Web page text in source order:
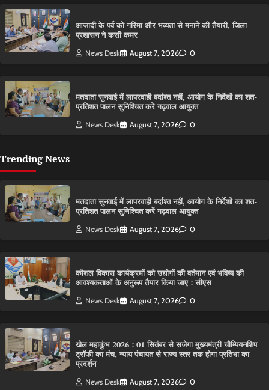
आजादी के पर्व को गरिमा और भव्यता से मनाने की तैयारी, जिला
प्रशासन ने कसी कमर
News Desk August 7, 2026 0
मतदाता सुनवाई में लापरवाही बर्दाश्त नहीं, आयोग के निर्देशों का शत-
प्रतिशत पालन सुनिश्चित करें गढ़वाल आयुक्त
News Desk August 7, 2026 0
Trending News
मतदाता सुनवाई में लापरवाही बर्दाश्त नहीं, आयोग के निर्देशों का शत-
प्रतिशत पालन सुनिश्चित करें गढ़वाल आयुक्त
News Desk August 7, 2026 0
कौशल विकास कार्यक्रमों को उद्योगों की वर्तमान एवं भविष्य की
आवश्यकताओं के अनुरूप तैयार किया जाए : सीएस
News Desk August 7, 2026 0
खेल महाकुंभ 2026 : 01 सितंबर से सजेगा मुख्यमंत्री चौम्पियनशिप
ट्रॉफी का मंच, न्याय पंचायत से राज्य स्तर तक होगा प्रतिभा का
प्रदर्शन
News Desk August 7, 2026 0